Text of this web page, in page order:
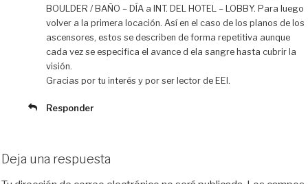
BOULDER / BAÑO – DÍA a INT. DEL HOTEL – LOBBY. Para luego
volver a la primera locación. Así en el caso de los planos de los
ascensores, estos se describen de forma repetitiva aunque
cada vez se especifica el avance d ela sangre hasta cubrir la
visión.
Gracias por tu interés y por ser lector de EEI.
Responder
Deja una respuesta